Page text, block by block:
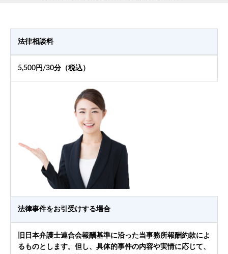
法律相談料
5,500円/30分（税込）
法律事件をお引受けする場合
旧日本弁護士連合会報酬基準に沿った当事務所報酬約款によ
るものとします。但し、具体的事件の内容や実情に応じて、